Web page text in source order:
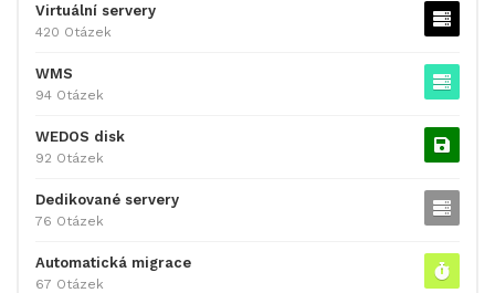
Virtuální servery
420 Otázek
WMS
94 Otázek
WEDOS disk
92 Otázek
Dedikované servery
76 Otázek
Automatická migrace
67 Otázek